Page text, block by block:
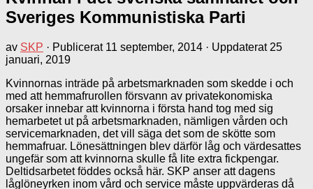
Sveriges Kommunistiska Parti
av SKP · Publicerat 11 september, 2014 · Uppdaterat 25
januari, 2019
Kvinnornas inträde på arbetsmarknaden som skedde i och
med att hemmafrurollen försvann av privatekonomiska
orsaker innebar att kvinnorna i första hand tog med sig
hemarbetet ut på arbetsmarknaden, nämligen vården och
servicemarknaden, det vill säga det som de skötte som
hemmafruar. Lönesättningen blev därför låg och värdesattes
ungefär som att kvinnorna skulle få lite extra fickpengar.
Deltidsarbetet föddes också här. SKP anser att dagens
låglöneyrken inom vård och service måste uppvärderas då